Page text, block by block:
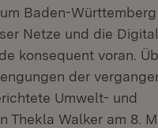
Baden-
Netze und die
konsequent voran.
der
Umwelt- und
Thekla Walker am 8.